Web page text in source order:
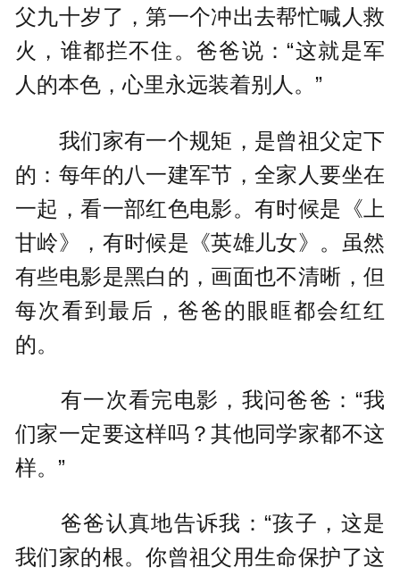
父九十岁了，第一个冲出去帮忙喊人救
火，谁都拦不住。爸爸说：“这就是军
人的本色，心里永远装着别人。”
我们家有一个规矩，是曾祖父定下
的：每年的八一建军节，全家人要坐在
一起，看一部红色电影。有时候是《上
甘岭》，有时候是《英雄儿女》。虽然
有些电影是黑白的，画面也不清晰，但
每次看到最后，爸爸的眼眶都会红红
的。
有一次看完电影，我问爸爸：“我
们家一定要这样吗？其他同学家都不这
样。”
爸爸认真地告诉我：“孩子，这是
我们家的根。你曾祖父用生命保护了这